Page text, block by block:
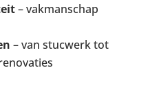
– vakmanschap
– van stucwerk tot